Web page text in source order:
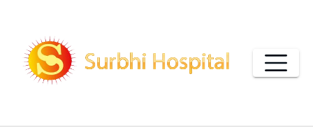
content